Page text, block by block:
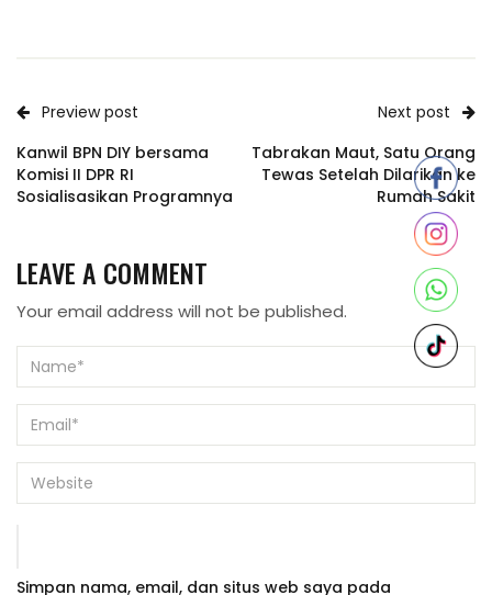
Preview post
Kanwil BPN DIY bersama
Komisi II DPR RI
Sosialisasikan Programnya
Next post
Tabrakan Maut, Satu Orang
Tewas Setelah Dilarikan ke
Rumah Sakit
LEAVE A COMMENT
Your email address will not be published.
Simpan nama, email, dan situs web saya pada